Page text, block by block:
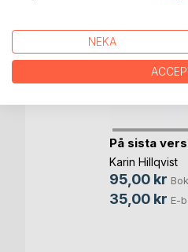
På sista
Karin Hillqvist
95,00 kr Bok
35,00 kr E-
NEKA